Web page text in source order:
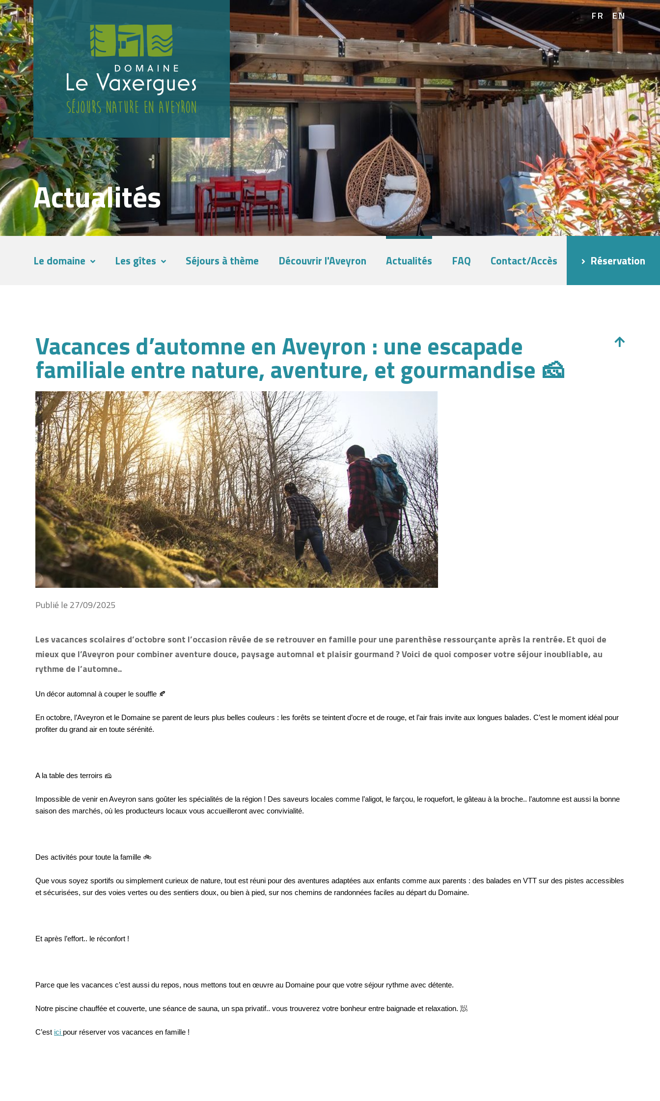
FR EN
Actualités
Le domaine Les gîtes Séjours à thème Découvrir l'Aveyron Actualités FAQ Contact/Accès Réservation
Vacances d’automne en Aveyron : une escapade
familiale entre nature, aventure, et gourmandise 🧀
Publié le 27/09/2025
Les vacances scolaires d’octobre sont l’occasion rêvée de se retrouver en famille pour une parenthèse ressourçante après la rentrée. Et quoi de
mieux que l’Aveyron pour combiner aventure douce, paysage automnal et plaisir gourmand ? Voici de quoi composer votre séjour inoubliable, au
rythme de l’automne..
Un décor automnal à couper le souffle 🍂
En octobre, l’Aveyron et le Domaine se parent de leurs plus belles couleurs : les forêts se teintent d’ocre et de rouge, et l’air frais invite aux longues balades. C’est le moment idéal pour
profiter du grand air en toute sérénité.
A la table des terroirs 🧀
Impossible de venir en Aveyron sans goûter les spécialités de la région ! Des saveurs locales comme l’aligot, le farçou, le roquefort, le gâteau à la broche.. l’automne est aussi la bonne
saison des marchés, où les producteurs locaux vous accueilleront avec convivialité.
Des activités pour toute la famille 🚲
Que vous soyez sportifs ou simplement curieux de nature, tout est réuni pour des aventures adaptées aux enfants comme aux parents : des balades en VTT sur des pistes accessibles
et sécurisées, sur des voies vertes ou des sentiers doux, ou bien à pied, sur nos chemins de randonnées faciles au départ du Domaine.
Et après l’effort.. le réconfort !
Parce que les vacances c’est aussi du repos, nous mettons tout en œuvre au Domaine pour que votre séjour rythme avec détente.
Notre piscine chauffée et couverte, une séance de sauna, un spa privatif.. vous trouverez votre bonheur entre baignade et relaxation. 🧖
C’est ici pour réserver vos vacances en famille !